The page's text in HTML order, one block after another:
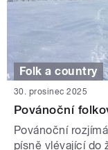
Folk a country
30. prosinec 2025
Povánoční
Povánoční
písně vlévající do